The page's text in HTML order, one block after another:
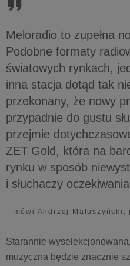
Meloradio to zupełna
Podobne formaty
światowych rynkach,
inna stacja dotąd tak
przekonany, że nowy
przypadnie do gustu
przejmie
ZET Gold, która na
rynku w sposób
i słuchaczy
– mówi Andrzej Matuszyński,
Starannie
muzyczna będzie znacznie